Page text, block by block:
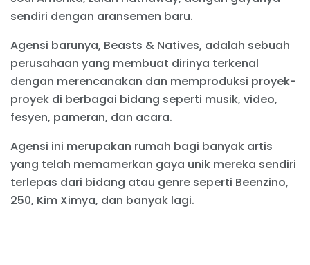
sendiri dengan aransemen baru.
Agensi barunya, Beasts & Natives, adalah sebuah
perusahaan yang membuat dirinya terkenal
dengan merencanakan dan memproduksi proyek-
proyek di berbagai bidang seperti musik, video,
fesyen, pameran, dan acara.
Agensi ini merupakan rumah bagi banyak artis
yang telah memamerkan gaya unik mereka sendiri
terlepas dari bidang atau genre seperti Beenzino,
250, Kim Ximya, dan banyak lagi.